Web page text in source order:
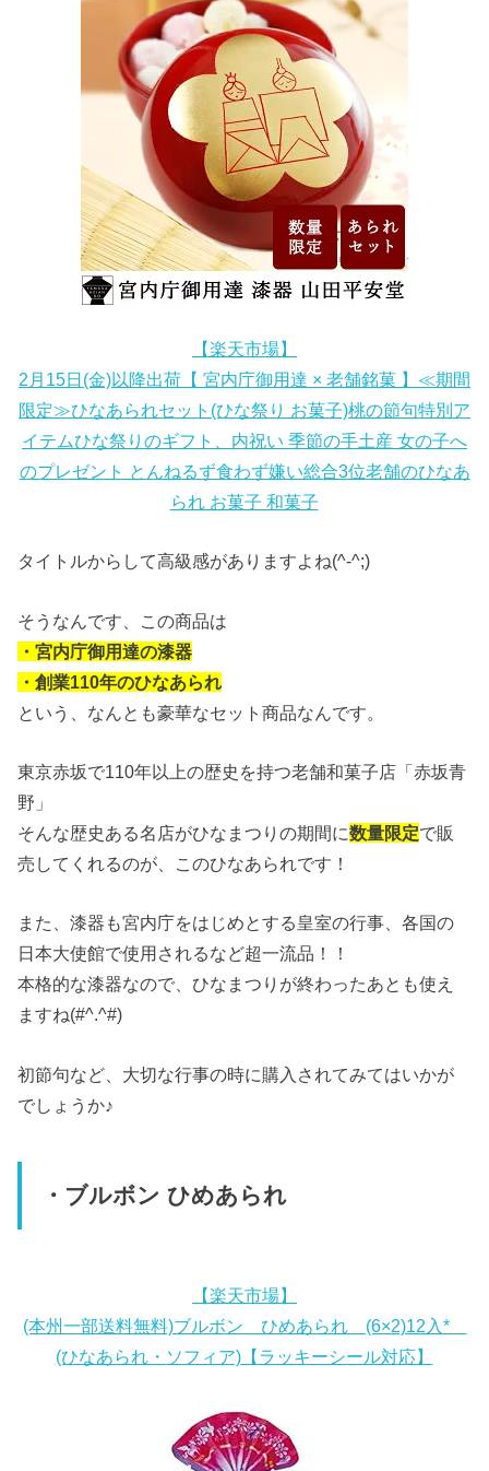
【楽天市場】
2月15日(金)以降出荷【 宮内庁御用達 × 老舗銘菓 】≪期間
限定≫ひなあられセット(ひな祭り お菓子)桃の節句特別ア
イテムひな祭りのギフト、内祝い 季節の手土産 女の子へ
のプレゼント とんねるず食わず嫌い総合3位老舗のひなあ
られ お菓子 和菓子
タイトルからして高級感がありますよね(^-^;)
そうなんです、この商品は
・宮内庁御用達の漆器
・創業110年のひなあられ
という、なんとも豪華なセット商品なんです。
東京赤坂で110年以上の歴史を持つ老舗和菓子店「赤坂青
野」
そんな歴史ある名店がひなまつりの期間に数量限定で販
売してくれるのが、このひなあられです！
また、漆器も宮内庁をはじめとする皇室の行事、各国の
日本大使館で使用されるなど超一流品！！
本格的な漆器なので、ひなまつりが終わったあとも使え
ますね(#^.^#)
初節句など、大切な行事の時に購入されてみてはいかが
でしょうか♪
・ブルボン ひめあられ
【楽天市場】
(本州一部送料無料)ブルボン ひめあられ (6×2)12入*
(ひなあられ・ソフィア)【ラッキーシール対応】